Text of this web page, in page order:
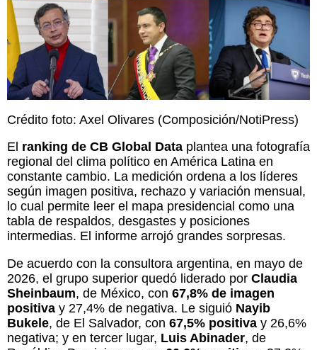
Crédito foto: Axel Olivares (Composición/NotiPress)
El ranking de CB Global Data plantea una fotografía
regional del clima político en América Latina en
constante cambio. La medición ordena a los líderes
según imagen positiva, rechazo y variación mensual,
lo cual permite leer el mapa presidencial como una
tabla de respaldos, desgastes y posiciones
intermedias. El informe arrojó grandes sorpresas.
De acuerdo con la consultora argentina, en mayo de
2026, el grupo superior quedó liderado por Claudia
Sheinbaum, de México, con 67,8% de imagen
positiva y 27,4% de negativa. Le siguió Nayib
Bukele, de El Salvador, con 67,5% positiva y 26,6%
negativa; y en tercer lugar, Luis Abinader, de